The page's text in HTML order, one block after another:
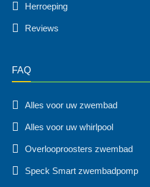
Herroeping
Reviews
FAQ
Alles voor uw zwembad
Alles voor uw whirlpool
Overlooproosters zwembad
Speck Smart zwembadpomp